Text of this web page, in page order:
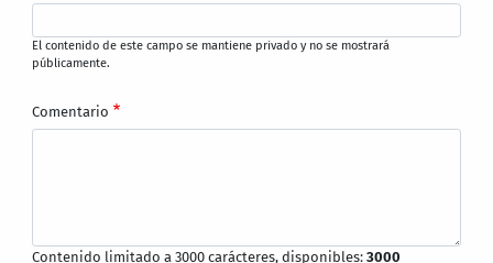
El contenido de este campo se mantiene privado y no se mostrará
públicamente.
Comentario
Contenido limitado a 3000 carácteres, disponibles:3000